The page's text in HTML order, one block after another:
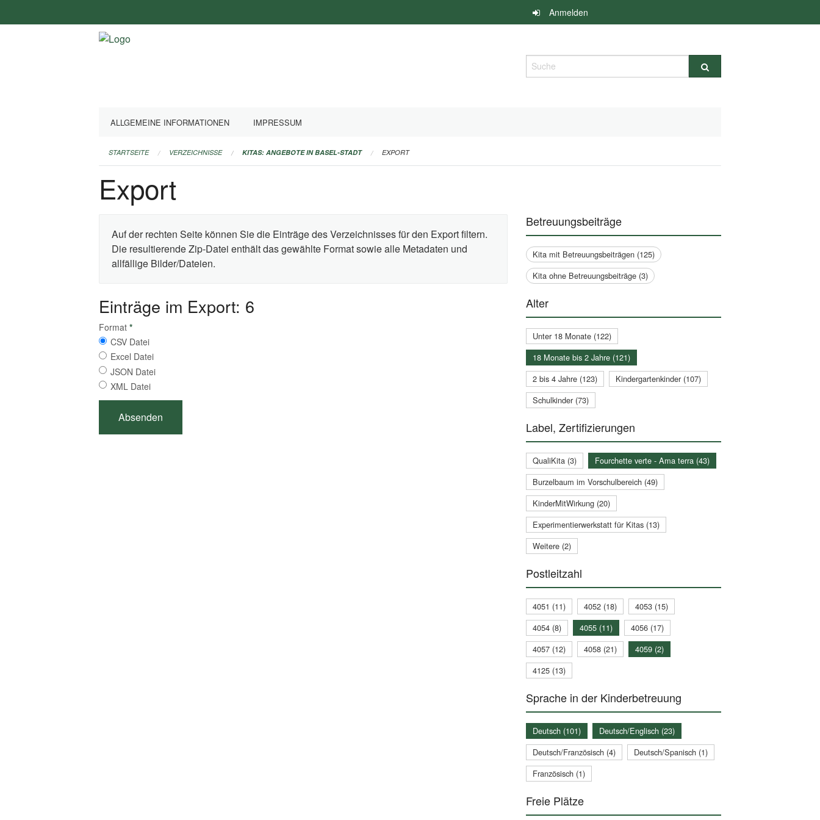
überspringen
Anmelden
Suche
ALLGEMEINE INFORMATIONEN IMPRESSUM
STARTSEITE VERZEICHNISSE KITAS: ANGEBOTE IN BASEL-STADT EXPORT
Export
Auf der rechten Seite können Sie die Einträge des Verzeichnisses für den Export filtern.
Die resultierende Zip-Datei enthält das gewählte Format sowie alle Metadaten und
allfällige Bilder/Dateien.
Einträge im Export: 6
Format *
CSV Datei
Excel Datei
JSON Datei
XML Datei
Betreuungsbeiträge
Kita mit Betreuungsbeiträgen (125)
Kita ohne Betreuungsbeiträge (3)
Alter
Unter 18 Monate (122)
18 Monate bis 2 Jahre (121)
2 bis 4 Jahre (123)
Kindergartenkinder (107)
Schulkinder (73)
Label, Zertifizierungen
QualiKita (3)
Fourchette verte - Ama terra (43)
Burzelbaum im Vorschulbereich (49)
KinderMitWirkung (20)
Experimentierwerkstatt für Kitas (13)
Weitere (2)
Postleitzahl
4051 (11) 4052 (18)
4053 (15)
4054 (8)
4055 (11)
4056 (17)
4057 (12)
4058 (21)
4059 (2)
4125 (13)
Sprache in der Kinderbetreuung
Deutsch (101)
Deutsch/Englisch (23)
Deutsch/Französisch (4)
Deutsch/Spanisch (1)
Französisch (1)
Freie Plätze